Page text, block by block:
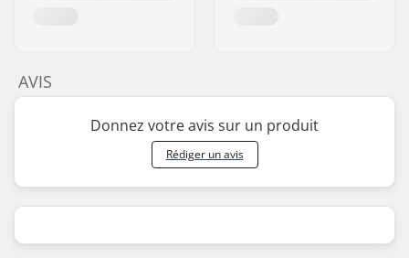
AVIS
Donnez votre avis sur un produit
Rédiger un avis